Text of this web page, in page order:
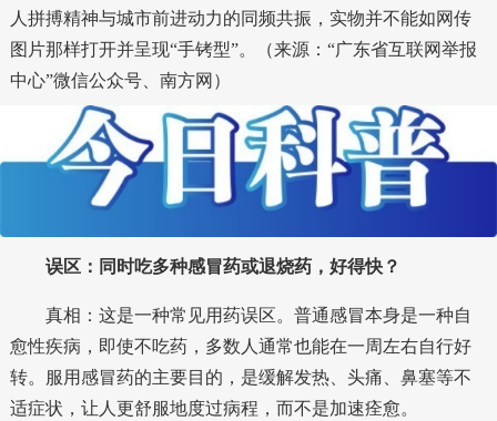
人拼搏精神与城市前进动力的同频共振，实物并不能如网传
图片那样打开并呈现“手铐型”。（来源：“广东省互联网举报
中心”微信公众号、南方网）
误区：同时吃多种感冒药或退烧药，好得快？
真相：这是一种常见用药误区。普通感冒本身是一种自
愈性疾病，即使不吃药，多数人通常也能在一周左右自行好
转。服用感冒药的主要目的，是缓解发热、头痛、鼻塞等不
适症状，让人更舒服地度过病程，而不是加速痊愈。